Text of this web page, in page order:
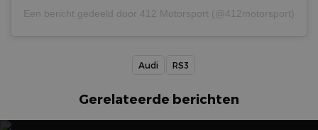
Een bericht gedeeld door 412 Motorsport (@412motorsport)
Audi RS3
Gerelateerde berichten